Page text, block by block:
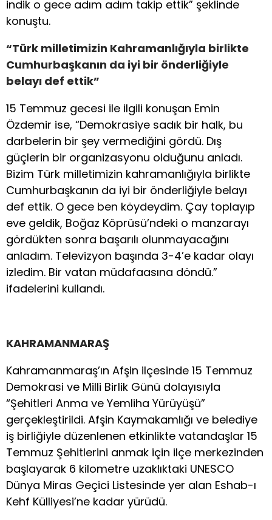
indik o gece adım adım takip ettik” şeklinde
konuştu.
“Türk milletimizin Kahramanlığıyla birlikte
Cumhurbaşkanın da iyi bir önderliğiyle
belayı def ettik”
15 Temmuz gecesi ile ilgili konuşan Emin
Özdemir ise, “Demokrasiye sadık bir halk, bu
darbelerin bir şey vermediğini gördü. Dış
güçlerin bir organizasyonu olduğunu anladı.
Bizim Türk milletimizin kahramanlığıyla birlikte
Cumhurbaşkanın da iyi bir önderliğiyle belayı
def ettik. O gece ben köydeydim. Çay toplayıp
eve geldik, Boğaz Köprüsü’ndeki o manzarayı
gördükten sonra başarılı olunmayacağını
anladım. Televizyon başında 3-4’e kadar olayı
izledim. Bir vatan müdafaasına döndü.”
ifadelerini kullandı.
KAHRAMANMARAŞ
Kahramanmaraş’ın Afşin ilçesinde 15 Temmuz
Demokrasi ve Milli Birlik Günü dolayısıyla
“Şehitleri Anma ve Yemliha Yürüyüşü”
gerçekleştirildi. Afşin Kaymakamlığı ve belediye
iş birliğiyle düzenlenen etkinlikte vatandaşlar 15
Temmuz Şehitlerini anmak için ilçe merkezinden
başlayarak 6 kilometre uzaklıktaki UNESCO
Dünya Miras Geçici Listesinde yer alan Eshab-ı
Kehf Külliyesi’ne kadar yürüdü.